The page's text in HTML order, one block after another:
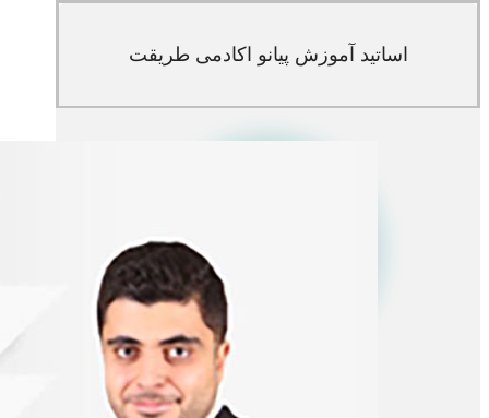
اساتید آموزش پیانو اکادمی طریقت